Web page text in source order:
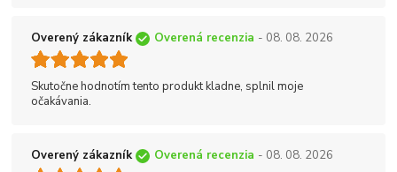
Overený zákazník Overená recenzia - 08. 08. 2026
Skutočne hodnotím tento produkt kladne, splnil moje
očakávania.
Overený zákazník Overená recenzia - 08. 08. 2026